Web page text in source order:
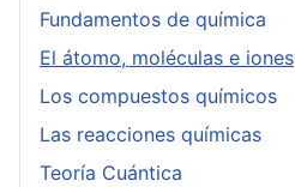
Fundamentos de química
El átomo, moléculas e iones
Los compuestos químicos
Las reacciones químicas
Teoría Cuántica